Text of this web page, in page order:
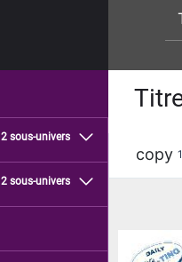
2 sous-univers
2 sous-univers
copy